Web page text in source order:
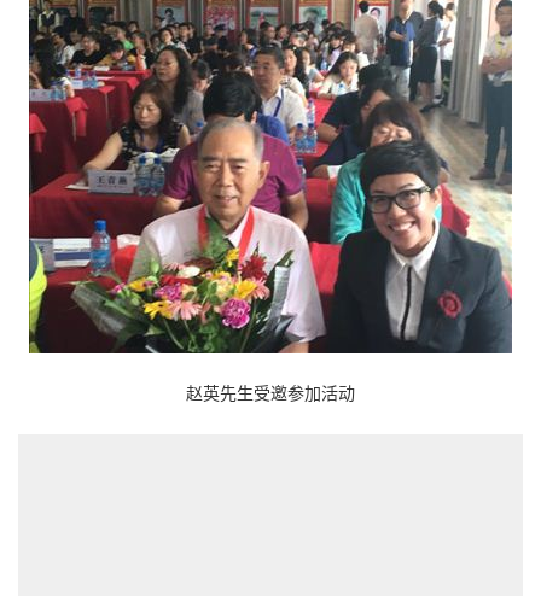
赵英先生受邀参加活动